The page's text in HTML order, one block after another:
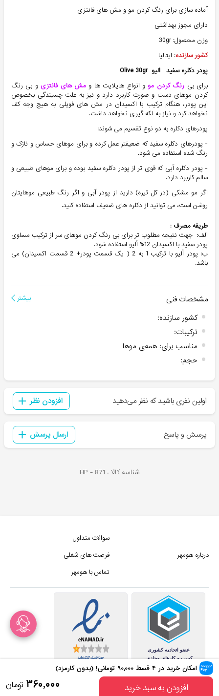
امکان خرید در ۴ قسط ۹۰,۰۰۰ تومانی! (بدون کارمزد)
افزودن به سبد خرید ۳۶۰,۰۰۰ تومان
آماده سازی برای رنگ کردن مو و مش های فانتزی
دارای مجوز بهداشتی
وزن محصول: 30gr
کشور سازنده: ایتالیا
پودر دکلره سفید الیو Olive 30gr
برای بی رنگ کردن مو و انواع هایلایت ها و مش های فانتزی و بی رنگ
کردن موهای دست و صورت کاربرد دارد و نیز به علت چسبندگی بخصوص
این پودر، هنگام ترکیب با اکسیدان در مش های فویلی به هیچ وجه کف
نخواهد کرد و نیاز به لکه گیری نخواهد داشت.
پودرهای دکلره به دو نوع تقسیم می شوند:
- پودرهای دکلره سفید که ضعیفتر عمل کرده و برای موهای حساس و نازک و
رنگ شده استفاده می شود.
- پودر دکلره آبی که قوی تر از پودر دکلره سفید بوده و برای موهای طبیعی و
سالم کاربرد دارد.
اگر مو مشکی (در کل تیره) دارید از پودر آبی و اگر رنگ طبیعی موهایتان
روشن است، می توانید از دکلره های ضعیف استفاده کنید.
طریقه مصرف :
الف: جهت نتیجه مطلوب تر برای بی رنگ کردن موهای سر از ترکیب مساوی
پودر سفید با اکسیدان 12% اُلیو استفاده شود.
ب: پودر اُلیو با ترکیب 1 به 2 ( یک قسمت پودر+ 2 قسمت اکسیدان) می
باشد.
مشخصات فنی بیشتر
کشور سازنده:
ترکیبات:
مناسب برای: همه‌ی موها
حجم:
اولین نفری باشید که نظر می‌دهید افزودن نظر
پرسش و پاسخ ارسال پرسش
شناسه کالا : HP - 871
درباره هومهر
سوالات متداول
فرصت های شغلی
تماس با هومهر
کلیه حقوق این سایت متعلق به
مجموع فروشگاه های هومهر (فروشگاه آنلاین هومهر) میباشد.